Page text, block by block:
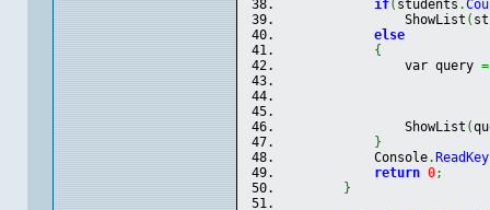
if( students .
ShowList (
else
{
var query =
ShowList (
}
Console. ReadKey
return 0;
}